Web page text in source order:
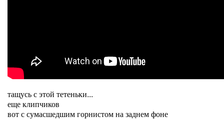
тащусь с этой тетеньки...
еще клипчиков
вот с сумасшедшим горнистом на заднем фоне